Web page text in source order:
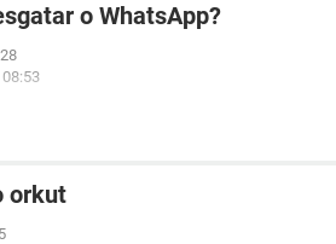
o WhatsApp?
orkut